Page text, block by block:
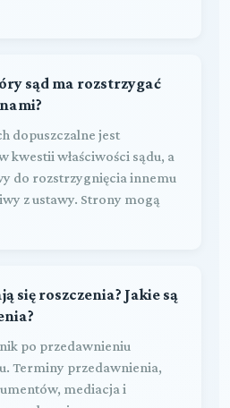
sąd ma rozstrzygać
dopuszczalne jest
kwestii właściwości sądu, a
do rozstrzygnięcia innemu
z ustawy. Strony mogą
się roszczenia? Jakie są
po przedawnieniu
Terminy przedawnienia,
mediacja i